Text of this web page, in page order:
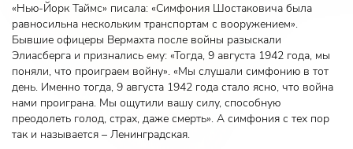
«Нью-Йорк Таймс» писала: «Симфония Шостаковича была
равносильна нескольким транспортам с вооружением».
Бывшие офицеры Вермахта после войны разыскали
Элиасберга и признались ему: «Тогда, 9 августа 1942 года, мы
поняли, что проиграем войну». «Мы слушали симфонию в тот
день. Именно тогда, 9 августа 1942 года стало ясно, что война
нами проиграна. Мы ощутили вашу силу, способную
преодолеть голод, страх, даже смерть». А симфония с тех пор
так и называется – Ленинградская.